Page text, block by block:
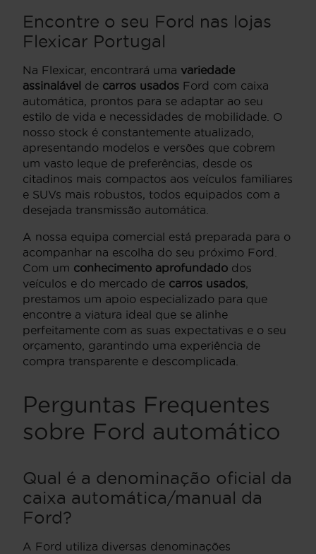
Encontre o seu Ford nas lojas
Flexicar Portugal
Na Flexicar, encontrará uma variedade
assinalável de carros usados Ford com caixa
automática, prontos para se adaptar ao seu
estilo de vida e necessidades de mobilidade. O
nosso stock é constantemente atualizado,
apresentando modelos e versões que cobrem
um vasto leque de preferências, desde os
citadinos mais compactos aos veículos familiares
e SUVs mais robustos, todos equipados com a
desejada transmissão automática.
A nossa equipa comercial está preparada para o
acompanhar na escolha do seu próximo Ford.
Com um conhecimento aprofundado dos
veículos e do mercado de carros usados,
prestamos um apoio especializado para que
encontre a viatura ideal que se alinhe
perfeitamente com as suas expectativas e o seu
orçamento, garantindo uma experiência de
compra transparente e descomplicada.
Perguntas Frequentes
sobre Ford automático
Qual é a denominação oficial da
caixa automática/manual da
Ford?
A Ford utiliza diversas denominações